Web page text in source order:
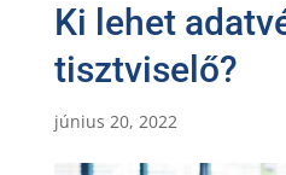
Ki lehet
tisztviselő?
június 20, 2022